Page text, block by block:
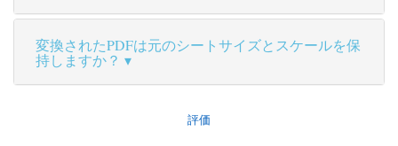
変換されたPDFは元のシートサイズとスケールを保
持しますか？
評価